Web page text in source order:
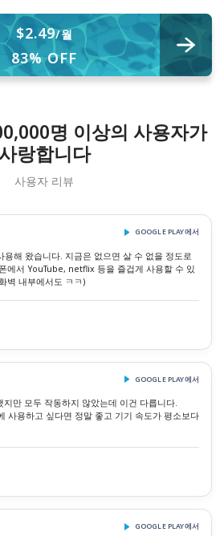
$2.49/월
83% OFF
명 이상의 사용자가
랑합니다
사용자 리뷰
GOOGLE PLAY에서
용해 왔습니다. 지금은 없으면 살 수 없을 정도로
에서 YouTube, netflix 등을 즐겁게 사용할 수 있
벽 내부에서도 ㅋㅋ)
GOOGLE PLAY에서
지만 모두 작동하지 않았는데 이건 다릅니다.
사용하고 싶다면 정말 좋고 기기 속도가 평소보다
GOOGLE PLAY에서